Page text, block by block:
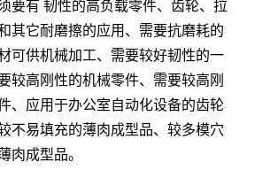
要有 韧性的高负载零件、齿轮、拉
其它耐磨擦的应用、需要抗磨耗的
可供机械加工、需要较好韧性的一
较高刚性的机械零件、需要较高刚
、应用于办公室自动化设备的齿轮
不易填充的薄肉成型品、较多模穴
肉成型品。